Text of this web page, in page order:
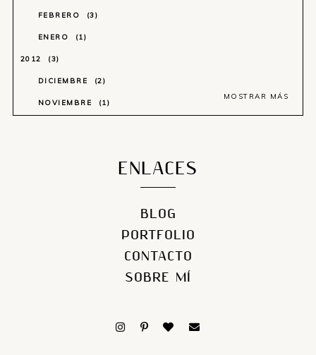
FEBRERO 3
ENERO 1
2012 3
DICIEMBRE 2
NOVIEMBRE 1
MOSTRAR MÁS
ENLACES
BLOG
PORTFOLIO
CONTACTO
SOBRE MÍ